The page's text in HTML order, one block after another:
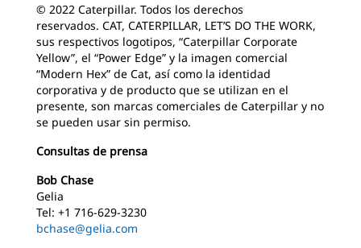
© 2022 Caterpillar. Todos los derechos
reservados. CAT, CATERPILLAR, LET’S DO THE WORK,
sus respectivos logotipos, “Caterpillar Corporate
Yellow”, el “Power Edge” y la imagen comercial
“Modern Hex” de Cat, así como la identidad
corporativa y de producto que se utilizan en el
presente, son marcas comerciales de Caterpillar y no
se pueden usar sin permiso.
Consultas de prensa
Bob Chase
Gelia
Tel: +1 716-629-3230
bchase@gelia.com